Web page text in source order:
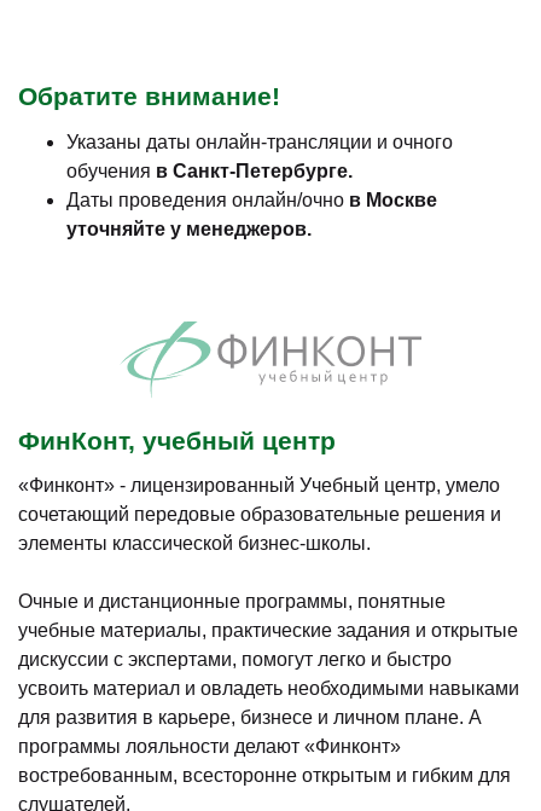
Обратите внимание!
Указаны даты онлайн-трансляции и очного
обучения в Санкт-Петербурге.
Даты проведения онлайн/очно в Москве
уточняйте у менеджеров.
ФинКонт, учебный центр
«Финконт» - лицензированный Учебный центр, умело
сочетающий передовые образовательные решения и
элементы классической бизнес-школы.
Очные и дистанционные программы, понятные
учебные материалы, практические задания и открытые
дискуссии с экспертами, помогут легко и быстро
усвоить материал и овладеть необходимыми навыками
для развития в карьере, бизнесе и личном плане. А
программы лояльности делают «Финконт»
востребованным, всесторонне открытым и гибким для
слушателей.